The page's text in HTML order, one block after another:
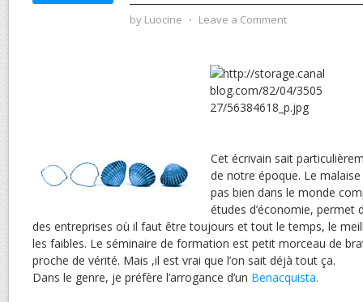
by Luocine ⋅ Leave a Comment
Cet écrivain sait
de notre époque. Le
pas bien dans le monde
études d’économie, permet
des entreprises où il faut être toujours et tout le temps, le
les faibles. Le séminaire de formation est petit morceau de
proche de vérité. Mais ,il est vrai que l’on sait déjà tout ça.
Dans le genre, je préfère l’arrogance d’un Benacquista.